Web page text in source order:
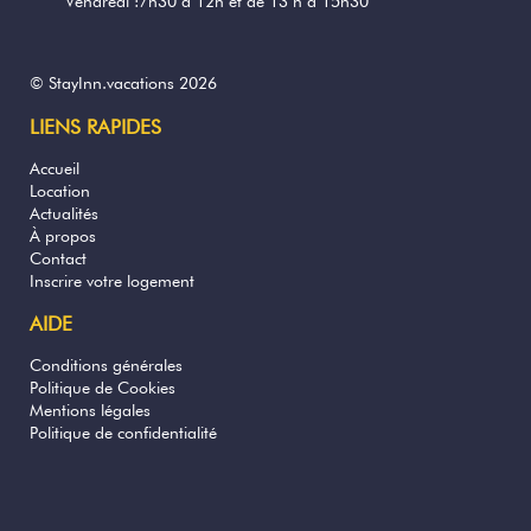
© StayInn.vacations 2026
LIENS RAPIDES
Accueil
Location
Actualités
À propos
Contact
Inscrire votre logement
AIDE
Conditions générales
Politique de Cookies
Mentions légales
Politique de confidentialité